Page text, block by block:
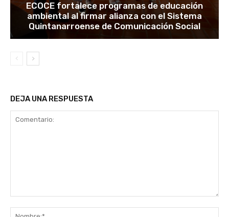
ECOCE fortalece programas de educación
ambiental al firmar alianza con el Sistema
Quintanarroense de Comunicación Social
DEJA UNA RESPUESTA